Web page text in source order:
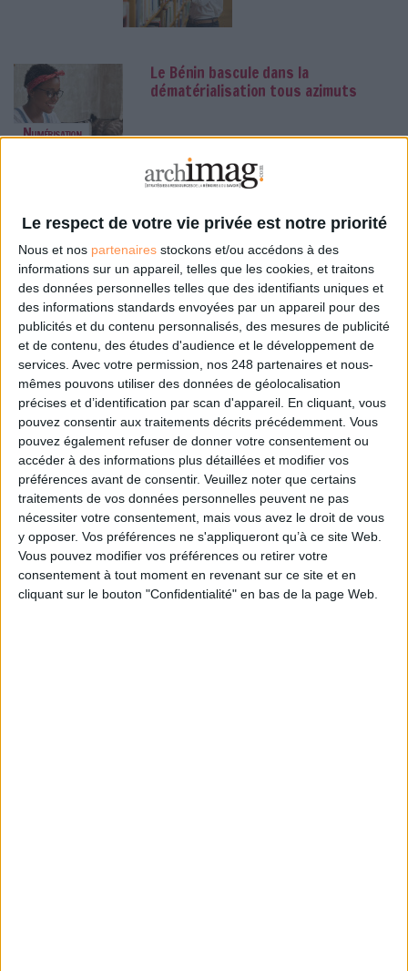
Le respect de votre vie privée est notre priorité
Nous et nos partenaires stockons et/ou accédons à des
informations sur un appareil, telles que les cookies, et traitons
des données personnelles telles que des identifiants uniques et
des informations standards envoyées par un appareil pour des
publicités et du contenu personnalisés, des mesures de publicité
et de contenu, des études d'audience et le développement de
services. Avec votre permission, nos 248 partenaires et nous-
mêmes pouvons utiliser des données de géolocalisation
précises et d’identification par scan d'appareil. En cliquant, vous
pouvez consentir aux traitements décrits précédemment. Vous
pouvez également refuser de donner votre consentement ou
accéder à des informations plus détaillées et modifier vos
préférences avant de consentir. Veuillez noter que certains
traitements de vos données personnelles peuvent ne pas
nécessiter votre consentement, mais vous avez le droit de vous
y opposer. Vos préférences ne s'appliqueront qu’à ce site Web.
Vous pouvez modifier vos préférences ou retirer votre
consentement à tout moment en revenant sur ce site et en
cliquant sur le bouton "Confidentialité" en bas de la page Web.
Numérisation
Le Bénin bascule dans la
dématérialisation tous azimuts
tous les temps, signé
Pelé, reconstitué grâce
Méthode
Abonné IA en entreprise : encadrer
les usages sans freiner
l’expérimentation
IA
Le signalement de
contenus générés par
l'IA devient obligatoire à
partir du 2 août
Méthode
Abonné Construire et faire vivre son
référentiel d’archivage : mode
d’emploi, entre conformité et
mémoire